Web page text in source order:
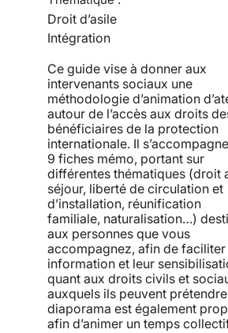
Droit d’asile
Intégration
Ce guide vise à donner aux
intervenants sociaux une
méthodologie d’animation
autour de l’accès aux droits
bénéficiaires de la protection
internationale. Il
9 fiches mémo, portant sur
différentes thématiques (droit
séjour, liberté de circulation et
d’installation, réunification
familiale, naturalisation…)
aux personnes que vous
accompagnez, afin de faciliter
information et leur
quant aux droits civils et
auxquels ils peuvent
diaporama est également
afin d’animer un temps